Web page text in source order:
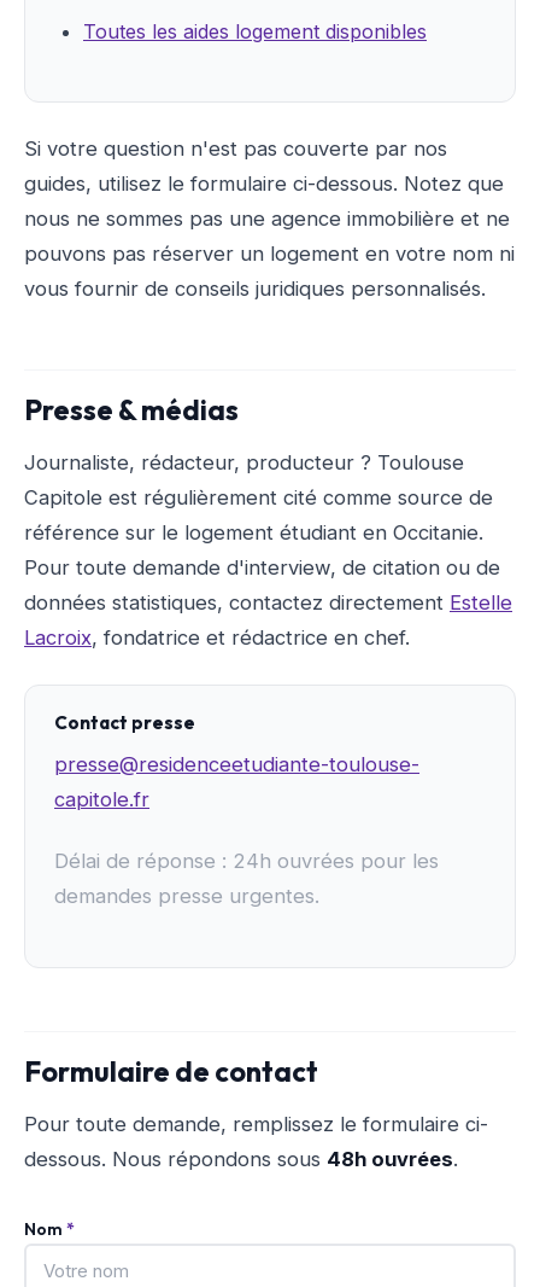
Toutes les aides logement disponibles
Si votre question n'est pas couverte par nos
guides, utilisez le formulaire ci-dessous. Notez que
nous ne sommes pas une agence immobilière et ne
pouvons pas réserver un logement en votre nom ni
vous fournir de conseils juridiques personnalisés.
Presse & médias
Journaliste, rédacteur, producteur ? Toulouse
Capitole est régulièrement cité comme source de
référence sur le logement étudiant en Occitanie.
Pour toute demande d'interview, de citation ou de
données statistiques, contactez directement Estelle
Lacroix, fondatrice et rédactrice en chef.
Contact presse
presse@residenceetudiante-toulouse-
capitole.fr
Délai de réponse : 24h ouvrées pour les
demandes presse urgentes.
Formulaire de contact
Pour toute demande, remplissez le formulaire ci-
dessous. Nous répondons sous 48h ouvrées.
Nom *